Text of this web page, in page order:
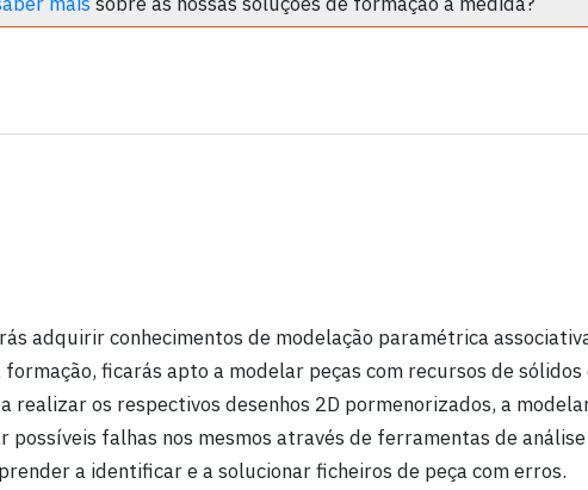
adquirir conhecimentos de modelação paramétrica
ficarás apto a modelar peças com recursos de sólidos
realizar os respectivos desenhos 2D pormenorizados, a
possíveis falhas nos mesmos através de ferramentas de
a identificar e a solucionar ficheiros de peça com erros.